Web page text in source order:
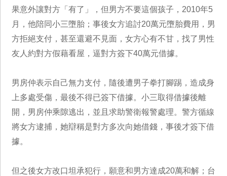
果意外讓對方「有了」，但男方不要這個孩子，2010年5
月，他陪同小三墮胎；事後女方追討20萬元墮胎費用，男
方拒絕支付，甚至還避不見面，女方心有不甘，找了男性
友人約對方假藉看屋，逼對方簽下40萬元借據。
男房仲表示自己無力支付，隨後遭男子拳打腳踢，造成身
上多處受傷，最後不得已簽下借據。小三取得借據後離
開，男房仲乘隙逃出，並且求助警衛報警處理。警方循線
將女方逮捕，她辯稱是對方多次向她借錢，事後才簽下借
據。
但之後女方改口坦承犯行，願意和男方達成20萬和解；台